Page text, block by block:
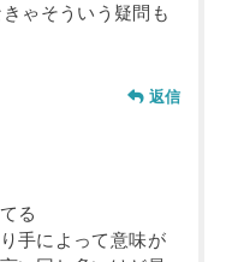
ゃそういう疑問も
返信
る
手によって意味が